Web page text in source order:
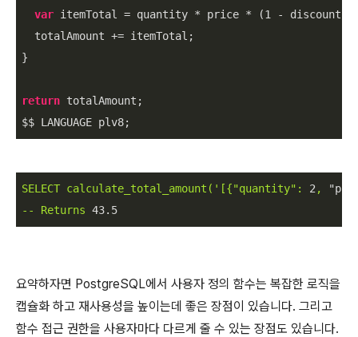
var itemTotal = quantity * price * (1
- discount);
  totalAmount += itemTotal;
}
return totalAmount;
$$ LANGUAGE plv8;
SELECT calculate_total_amount('[{"quantity": 2 ,
--
Returns 43.5
요약하자면 PostgreSQL에서 사용자 정의 함수는 복잡한 로직을
캡슐화 하고 재사용성을 높이는데 좋은 장점이 있습니다. 그리고
함수 접근 권한을 사용자마다 다르게 줄 수 있는 장점도 있습니다.